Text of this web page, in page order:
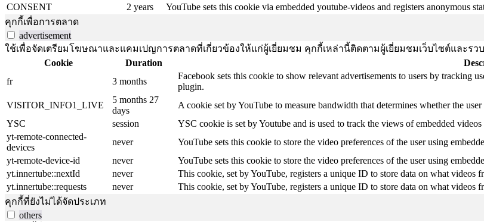
CONSENT
2 years
YouTube sets this cookie via embedded youtube-videos and registers anonymous
คุกกี้เพื่อการตลาด
advertisement
ใช้เพื่อจัดเตรียมโฆษณาและแคมเปญการตลาดที่เกี่ยวข้องให้แก่ผู้เยี่ยมชม คุกกี้เหล่านี้ติดตามผู้เยี่ยมชมเว็บไซต์และร
Cookie
Duration
fr
3 months
Facebook sets this cookie to show relevant advertisements to users by tracking
plugin.
VISITOR_INFO1_LIVE
5 months 27
days
A cookie set by YouTube to measure bandwidth that determines whether the
YSC
session
YSC cookie is set by Youtube and is used to track the views of embedded videos
yt-remote-connected-
devices
never
YouTube sets this cookie to store the video preferences of the user using
yt-remote-device-id
never
YouTube sets this cookie to store the video preferences of the user using
yt.innertube::nextId
never
This cookie, set by YouTube, registers a unique ID to store data on what videos
yt.innertube::requests
never
This cookie, set by YouTube, registers a unique ID to store data on what videos
คุกกี้ที่ยังไม่ได้จัดประเภท
others